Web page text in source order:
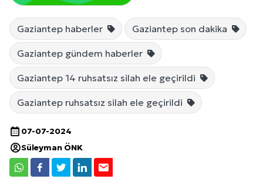
Gaziantep haberler Gaziantep son dakika
Gaziantep gündem haberler
Gaziantep 14 ruhsatsız silah ele geçirildi
Gaziantep ruhsatsız silah ele geçirildi
07-07-2024
Süleyman ÖNK